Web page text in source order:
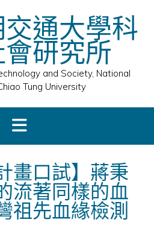
通大學科
研究所
and Society, National
Tung University
畫口試】蔣秉
流著同樣的血
祖先血緣檢測